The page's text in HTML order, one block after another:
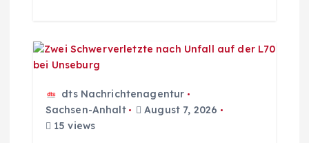
n
dts Nachrichtenagentur
Sachsen-Anhalt
August 7, 2026
15 views